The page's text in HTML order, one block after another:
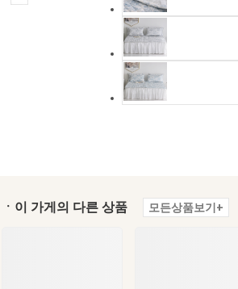
ㆍ이 가게의 다른 상품 모든상품보기+